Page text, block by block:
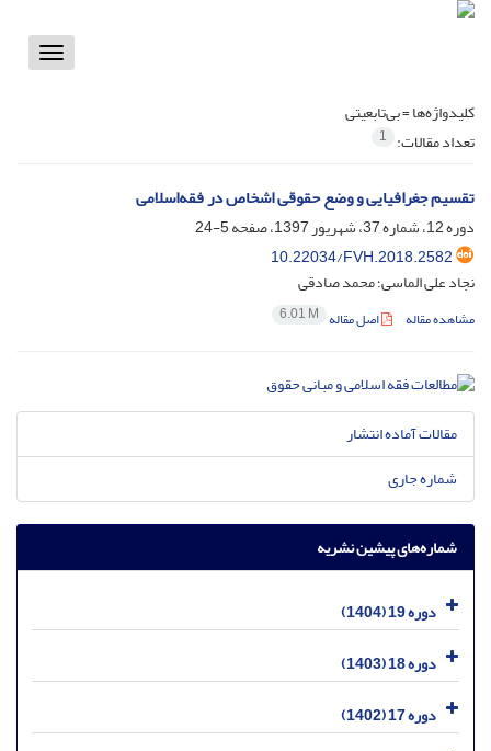
Toggle
کلیدواژه‌ها =بی‌تابعیتی
تعداد مقالات: 1
تقسیم جغرافیایی و وضع حقوقی اشخاص در فقه‌اسلامی
دوره 12، شماره 37، شهریور 1397، صفحه
5-24
10.22034/FVH.2018.2582
نجاد علی الماسی؛ محمد صادقی
مشاهده مقاله اصل مقاله 6.01 M
مقالات آماده انتشار
شماره جاری
شماره‌های پیشین نشریه
دوره 19 (1404)
دوره 18 (1403)
دوره 17 (1402)